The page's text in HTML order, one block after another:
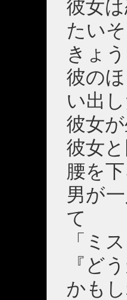
彼女
たい
きょ
彼の
い出
彼女
彼女
腰を
男が
て
「ミ
『ど
かも